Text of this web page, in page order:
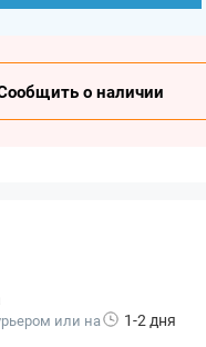
о наличии
или на
1-2 дня